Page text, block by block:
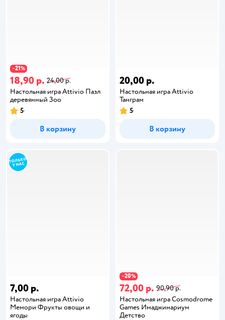
−21%
18,90 р. 24,00 р.
Настольная игра Attivio Пазл
деревянный Зоо
5
В корзину
20,00 р.
Настольная игра Attivio
Танграм
5
В корзину
7,00 р.
Настольная игра Attivio
Мемори Фрукты овощи и
ягоды
−20%
72,00 р. 90,90 р.
Настольная игра Cosmodrome
Games Имаджинариум
Детство